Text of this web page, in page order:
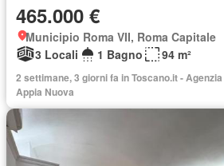
465.000 €
Municipio Roma VII, Roma Capitale
3 Locali
1 Bagno 94 m²
2 settimane, 3 giorni fa in Toscano.it -
Appia Nuova